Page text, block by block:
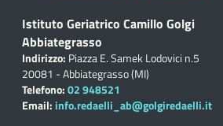
Istituto Geriatrico Camillo Golgi
Abbiategrasso
Indirizzo: Piazza E. Samek Lodovici n.5
20081 - Abbiategrasso (MI)
Telefono:02 948521
Email: info.redaelli_ab@golgiredaelli.it